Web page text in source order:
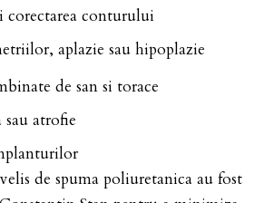
corectarea conturului
aplazie sau hipoplazie
de san si torace
sau atrofie
de spuma poliuretanica au fost